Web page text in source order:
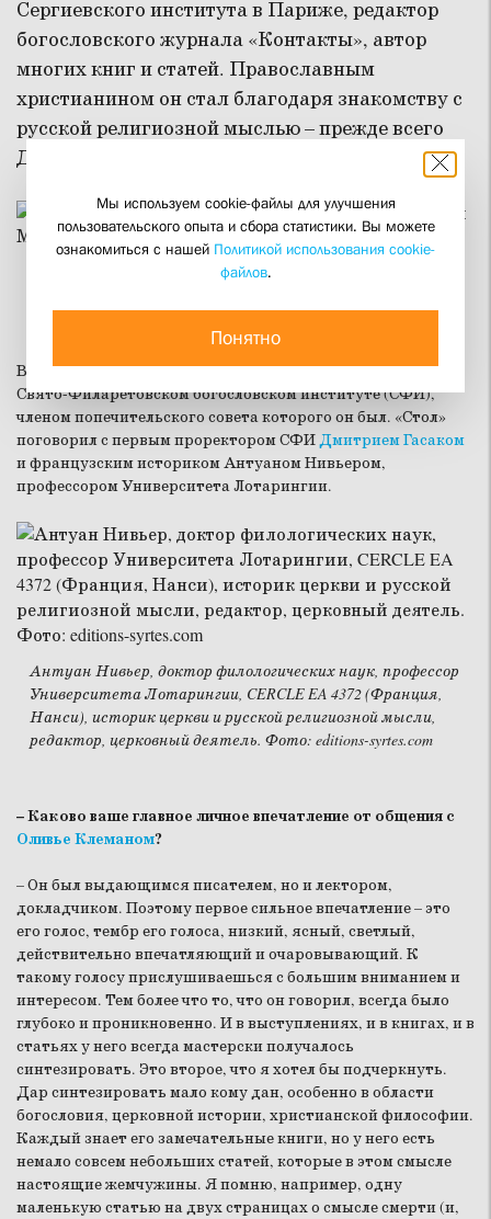
Сергиевского института в Париже, редактор
богословского журнала «Контакты», автор
многих книг и статей. Православным
христианином он стал благодаря знакомству с
русской религиозной мыслью – прежде всего
Достоевского и Бердяева.
Оливье Клеман. Париж, 2005 год. Фото: Анатолий
В РоссииОливье Клеманаи его труды высоко ценили в
Свято-Филаретовском богословском институте (СФИ),
членом попечительского совета которого он был. «Стол»
поговорил с первым проректором СФИДмитрием Гасаком
и французским историком Антуаном Нивьером,
профессором Университета Лотарингии.
Антуан Нивьер, доктор филологических наук, профессор
Университета Лотарингии, CERCLE EA 4372 (Франция,
Нанси), историк церкви и русской религиозной мысли,
редактор, церковный деятель. Фото: editions-syrtes.com
– Каково ваше главное личное впечатление от общения с
Оливье Клеманом?
– Он был выдающимся писателем, но и лектором,
докладчиком. Поэтому первое сильное впечатление – это
его голос, тембр его голоса, низкий, ясный, светлый,
действительно впечатляющий и очаровывающий. К
такому голосу прислушиваешься с большим вниманием и
интересом. Тем более что то, что он говорил, всегда было
глубоко и проникновенно. И в выступлениях, и в книгах, и в
статьях у него всегда мастерски получалось
синтезировать. Это второе, что я хотел бы подчеркнуть.
Дар синтезировать мало кому дан, особенно в области
богословия, церковной истории, христианской философии.
Каждый знает его замечательные книги, но у него есть
немало совсем небольших статей, которые в этом смысле
настоящие жемчужины. Я помню, например, одну
маленькую статью на двух страницах о смысле смерти (и,
Мы используем cookie-файлы для улучшения
пользовательского опыта и сбора статистики. Вы можете
ознакомиться с нашей Политикой использования cookie-
файлов.
Понятно